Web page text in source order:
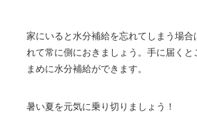
家にいると水分補給を忘れてしまう場合
れて常に側におきましょう。手に届くと
まめに水分補給ができます。
暑い夏を元気に乗り切りましょう！